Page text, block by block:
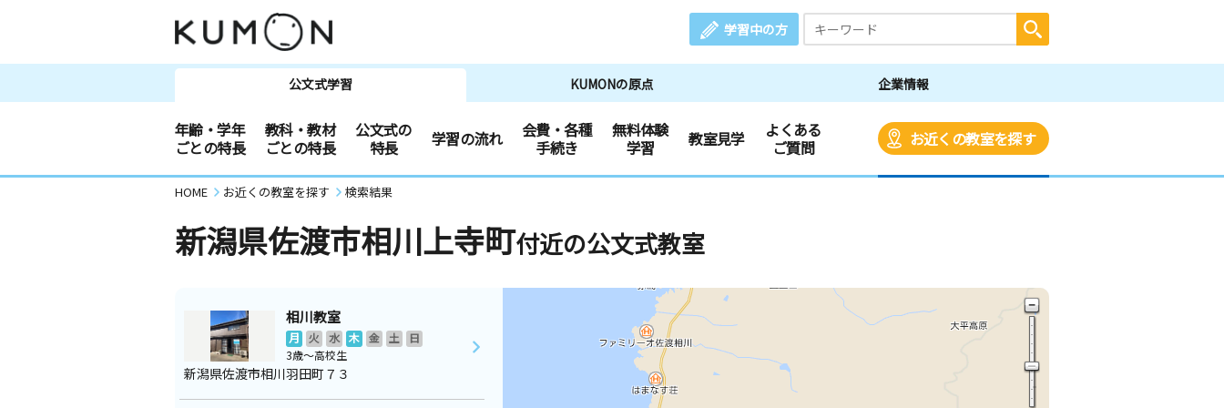
学習中の方
公文式学習 KUMONの原点 企業情報
年齢・学年
ごとの特長
教科・教材
ごとの特長
公文式の
特長
学習の流れ
会費・各種
手続き
無料体験
学習
教室見学
よくある
ご質問
お近くの教室を探す
HOME お近くの教室を探す 検索結果
新潟県佐渡市相川上寺町付近の公文式教室
相川教室
月 火 水 木 金 土
日
3歳～高校生
新潟県佐渡市相川羽田町７３